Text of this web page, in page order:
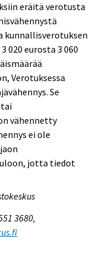
eräitä verotusta
kunnallisverotuksen
020 eurosta 3 060
Verotuksessa
Se
vähennetty
ei ole
jotta tiedot
3680,